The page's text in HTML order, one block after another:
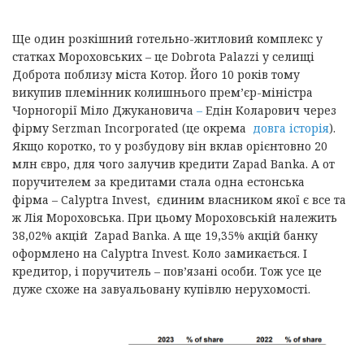
Ще один розкішний готельно-житловий комплекс у
статках Мороховських – це Dobrota Palazzi у селищі
Доброта поблизу міста Котор. Його 10 років тому
викупив племінник колишнього прем’єр-міністра
Чорногорії Міло Джукановича – Едін Коларович через
фірму Serzman Incorporated (це окрема довга історія).
Якщо коротко, то у розбудову він вклав орієнтовно 20
млн євро, для чого залучив кредити Zapad Banka. А от
поручителем за кредитами стала одна естонська
фірма – Calyptra Invest, єдиним власником якої є все та
ж Лія Мороховська. При цьому Мороховській належить
38,02% акцій Zapad Banka. А ще 19,35% акцій банку
оформлено на Calyptra Invest. Коло замикається. І
кредитор, і поручитель – пов’язані особи. Тож усе це
дуже схоже на завуальовану купівлю нерухомості.